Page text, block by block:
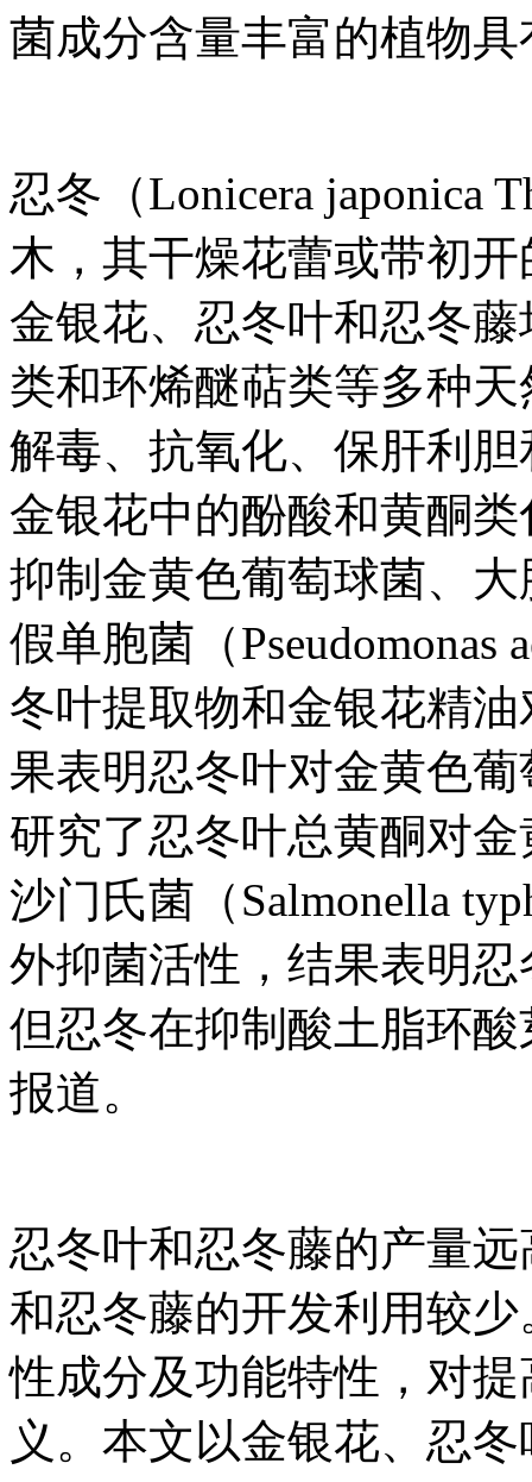
菌成分含量丰富的植物
忍冬（Lonicera japonica
木，其干燥花蕾或带初
金银花、忍冬叶和忍冬
类和环烯醚萜类等多种
解毒、抗氧化、保肝利
金银花中的酚酸和黄酮
抑制金黄色葡萄球菌、大
假单胞菌（Pseudomonas
冬叶提取物和金银花精
果表明忍冬叶对金黄色
研究了忍冬叶总黄酮对
沙门氏菌（Salmonella
外抑菌活性，结果表明
但忍冬在抑制酸土脂环
报道。
忍冬叶和忍冬藤的产量
和忍冬藤的开发利用较
性成分及功能特性，对
义。本文以金银花、忍